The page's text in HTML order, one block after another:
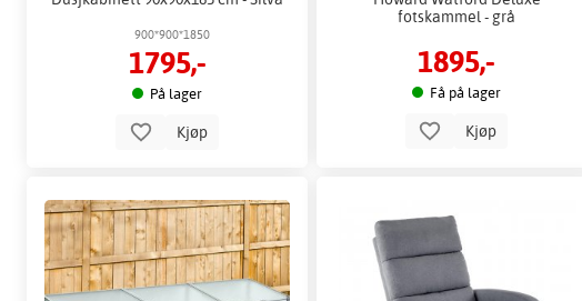
900*900*1850
1795,-
På lager
Kjøp
fotskammel - grå
1895,-
Få på lager
Kjøp